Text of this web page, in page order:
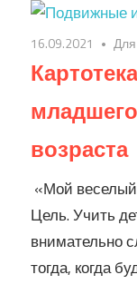
16.09.2021
возраста
«Мой
Цель. Учить
внимательно
тогда, когда